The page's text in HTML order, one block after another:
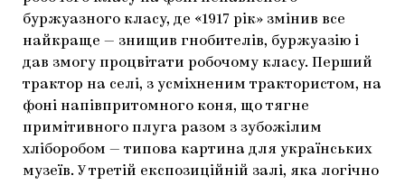
буржуазного класу, де «1917 рік» змінив все
найкраще — знищив гнобителів, буржуазію і
дав змогу процвітати робочому класу. Перший
трактор на селі, з усміхненим трактористом, на
фоні напівпритомного коня, що тягне
примітивного плуга разом з зубожілим
хліборобом — типова картина для українських
музеїв. У третій експозиційній залі, яка логічно